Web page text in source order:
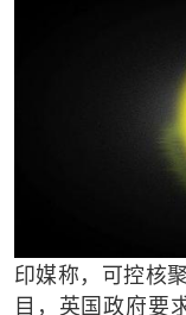
印媒称，可控核
目，英国政府要